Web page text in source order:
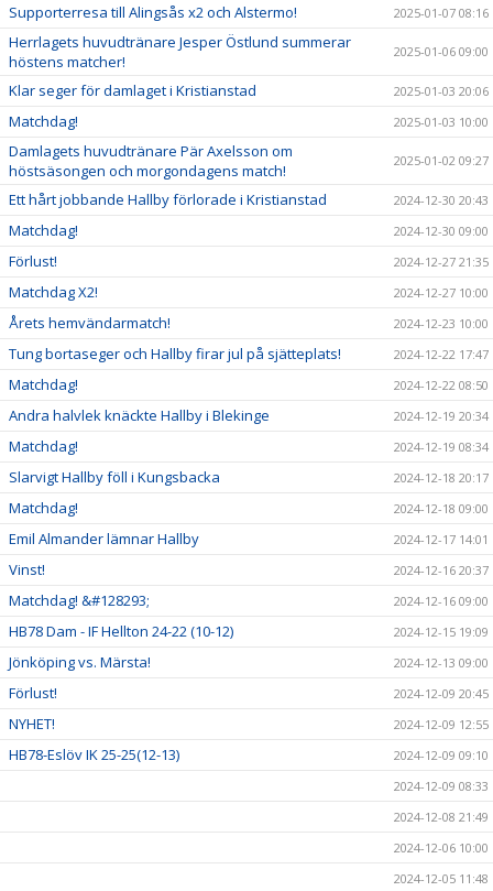
Supporterresa till Alingsås x2 och Alstermo! 2025-01-07 08:16
Herrlagets huvudtränare Jesper Östlund summerar
höstens matcher!
2025-01-06 09:00
Klar seger för damlaget i Kristianstad 2025-01-03 20:06
Matchdag! 2025-01-03 10:00
Damlagets huvudtränare Pär Axelsson om
höstsäsongen och morgondagens match!
2025-01-02 09:27
Ett hårt jobbande Hallby förlorade i Kristianstad 2024-12-30 20:43
Matchdag! 2024-12-30 09:00
Förlust! 2024-12-27 21:35
Matchdag X2! 2024-12-27 10:00
Årets hemvändarmatch! 2024-12-23 10:00
Tung bortaseger och Hallby firar jul på sjätteplats! 2024-12-22 17:47
Matchdag! 2024-12-22 08:50
Andra halvlek knäckte Hallby i Blekinge 2024-12-19 20:34
Matchdag! 2024-12-19 08:34
Slarvigt Hallby föll i Kungsbacka 2024-12-18 20:17
Matchdag! 2024-12-18 09:00
Emil Almander lämnar Hallby 2024-12-17 14:01
Vinst! 2024-12-16 20:37
Matchdag! &#128293; 2024-12-16 09:00
HB78 Dam - IF Hellton 24-22 (10-12) 2024-12-15 19:09
Jönköping vs. Märsta! 2024-12-13 09:00
Förlust! 2024-12-09 20:45
NYHET! 2024-12-09 12:55
HB78-Eslöv IK 25-25(12-13)
2024-12-09 09:10
2024-12-09 08:33
2024-12-08 21:49
2024-12-06 10:00
2024-12-05 11:48